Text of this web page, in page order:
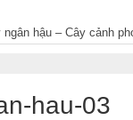
ngân hậu – Cây cảnh
hau-03